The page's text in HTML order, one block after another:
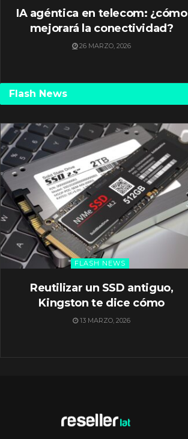
IA agéntica en telecom: ¿cómo
mejorará la conectividad?
26 MARZO, 2026
Flash News
FLASH NEWS
Reutilizar un SSD antiguo,
Kingston te dice cómo
13 MARZO, 2026